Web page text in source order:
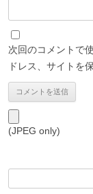
次回のコメントで
ドレス、サイトを
(JPEG only)